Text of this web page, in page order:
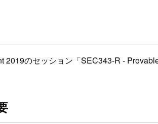
2019のセッション「SEC343-R -